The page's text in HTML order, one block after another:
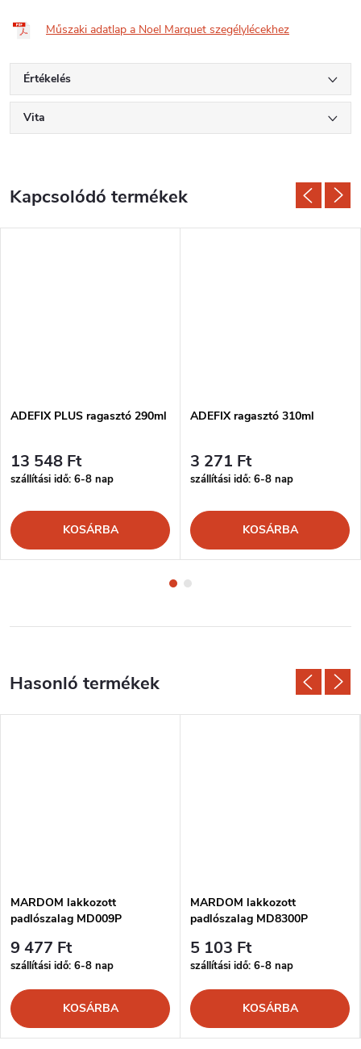
Műszaki adatlap a Noel Marquet szegélylécekhez
Értékelés
Vita
Kapcsolódó termékek
ADEFIX PLUS ragasztó 290ml
13 548 Ft
szállítási idő: 6-8 nap
KOSÁRBA
ADEFIX ragasztó 310ml
3 271 Ft
szállítási idő: 6-8 nap
KOSÁRBA
MARDOM lakkozott
padlószalag MD009P
9 477 Ft
szállítási idő: 6-8 nap
KOSÁRBA
MARDOM lakkozott
padlószalag MD8300P
5 103 Ft
szállítási idő: 6-8 nap
KOSÁRBA